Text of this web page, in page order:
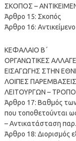
ΣΚΟΠΟΣ –
Άρθρο 15: Σκοπός
Άρθρο 16: Aντικείμενο
ΚΕΦΑΛΑΙΟ Β΄
ΟΡΓΑΝΩΤΙΚΕΣ
ΕΙΣΑΓΩΓΗΣ ΣΤΗΝ
ΛΟΙΠΕΣ
ΛΕΙΤΟΥΡΓΩΝ –
Άρθρο 17: Βαθμός των
που τοποθετούνται
– Αντικατάσταση
Άρθρο 18: Διορισμός